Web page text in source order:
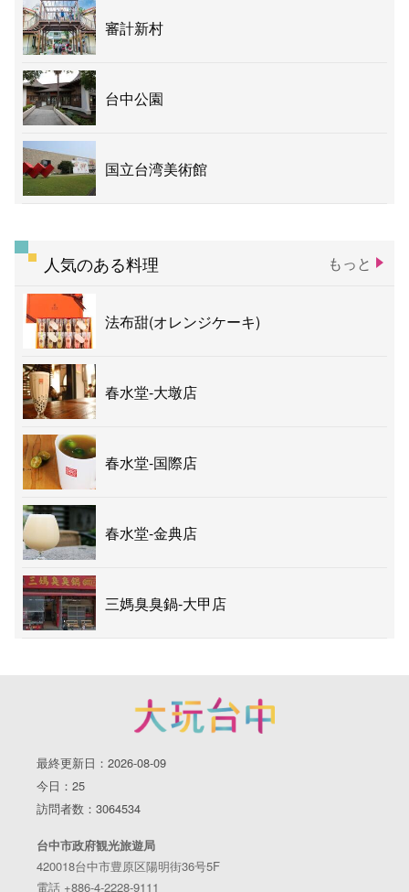
審計新村
台中公園
国立台湾美術館
人気のある料理 もっと
法布甜(オレンジケーキ)
春水堂-大墩店
春水堂-国際店
春水堂-金典店
三媽臭臭鍋-大甲店
最終更新日：2026-08-09
今日：25
訪問者数：3064534
台中市政府観光旅遊局
420018台中市豊原区陽明街36号5F
電話 +886-4-2228-9111